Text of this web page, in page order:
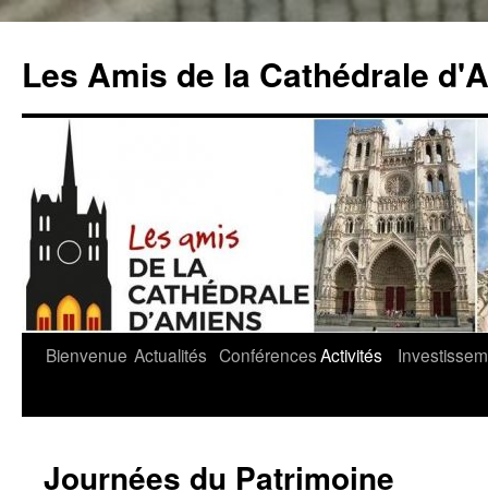
contenu
Les Amis de la Cathédrale
Bienvenue Actualités ConférencesActivités
Journées du Patrimoine